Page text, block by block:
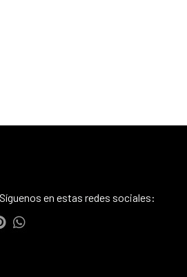
en estas redes sociales: